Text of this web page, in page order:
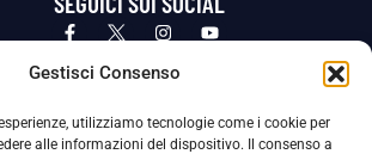
Gestisci Consenso
utilizziamo tecnologie come i cookie per
alle informazioni del dispositivo. Il consenso a
Privacy Policy Cookie Policy
della Protezione dei Dati Personali (DPO), figura specializzata che vigila sulle modalità